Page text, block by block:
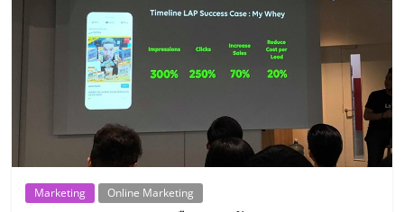
ไชส์,
ที่
ปรึกษา
แฟ
Marketing Online Marketing